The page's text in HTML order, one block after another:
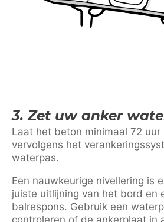
3. Zet uw anker
Laat het beton minimaal 72
vervolgens het
waterpas.
Een nauwkeurige nivellering is
juiste uitlijning van het bord en
balrespons. Gebruik een
controleren of de ankerplaat in